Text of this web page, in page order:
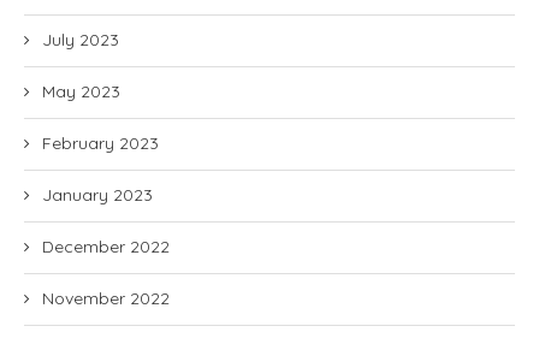
July 2023
May 2023
February 2023
January 2023
December 2022
November 2022